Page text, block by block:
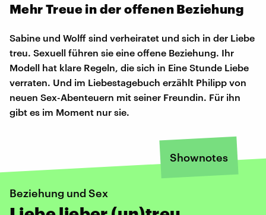
Mehr Treue in der offenen Beziehung
Sabine und Wolff sind verheiratet und sich in der Liebe
treu. Sexuell führen sie eine offene Beziehung. Ihr
Modell hat klare Regeln, die sich in Eine Stunde Liebe
verraten. Und im Liebestagebuch erzählt Philipp von
neuen Sex-Abenteuern mit seiner Freundin. Für ihn
gibt es im Moment nur sie.
Shownotes
Beziehung und Sex